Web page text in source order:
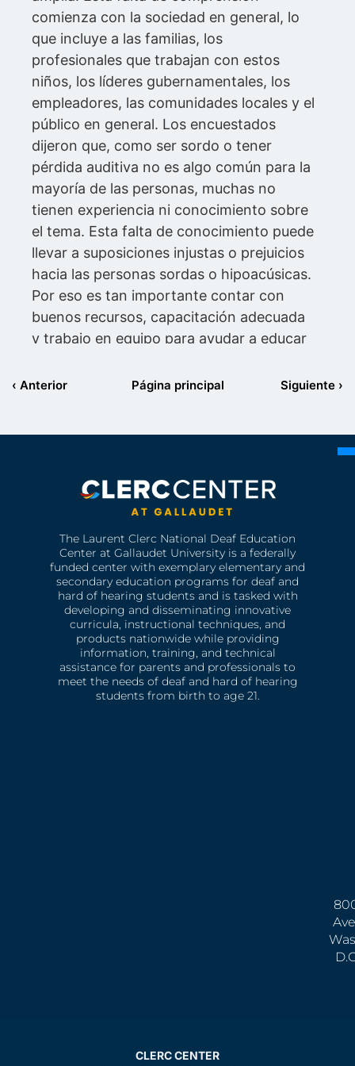
comienza con la sociedad en general, lo
que incluye a las familias, los
profesionales que trabajan con estos
niños, los líderes gubernamentales, los
empleadores, las comunidades locales y el
público en general. Los encuestados
dijeron que, como ser sordo o tener
pérdida auditiva no es algo común para la
mayoría de las personas, muchas no
tienen experiencia ni conocimiento sobre
el tema. Esta falta de conocimiento puede
llevar a suposiciones injustas o prejuicios
hacia las personas sordas o hipoacúsicas.
Por eso es tan importante contar con
buenos recursos, capacitación adecuada
y trabajo en equipo para ayudar a educar
comprenden mejor a los niños sordos e
‹ Anterior Página principal Siguiente ›
The Laurent Clerc National Deaf Education
Center at Gallaudet University is a federally
funded center with exemplary elementary and
secondary education programs for deaf and
hard of hearing students and is tasked with
developing and disseminating innovative
curricula, instructional techniques, and
products nationwide while providing
information, training, and technical
assistance for parents and professionals to
meet the needs of deaf and hard of hearing
students from birth to age 21.
CLERC CENTER